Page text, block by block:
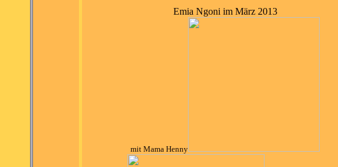
Emia Ngoni im März 2013
mit Mama Henny